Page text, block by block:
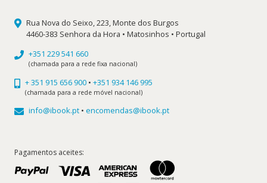
Rua Nova do Seixo, 223, Monte dos Burgos
4460-383 Senhora da Hora • Matosinhos • Portugal
+351 229 541 660
(chamada para a rede fixa nacional)
+ 351 915 656 900 • +351 934 146 995
(chamada para a rede móvel nacional)
info@ibook.pt • encomendas@ibook.pt
Pagamentos aceites: